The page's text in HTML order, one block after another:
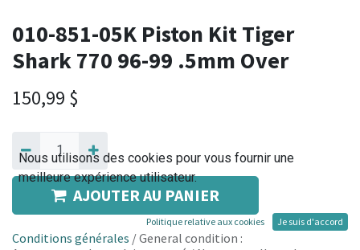
010-851-05K Piston Kit Tiger
Shark 770 96-99 .5mm Over
150,99 $
AJOUTER AU PANIER
Conditions générales / General condition :
Nous utilisons des cookies pour vous fournir une
meilleure expérience utilisateur.
Politique relative aux cookies Je suis d'accord